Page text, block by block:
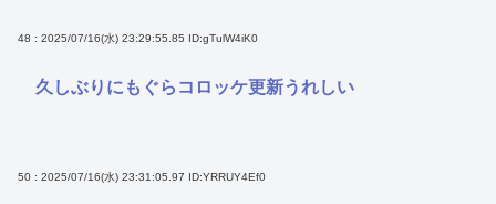
48 : 2025/07/16(水) 23:29:55.85 ID:gTulW4iK0
久しぶりにもぐらコロッケ更新うれしい
50 : 2025/07/16(水) 23:31:05.97 ID:YRRUY4Ef0